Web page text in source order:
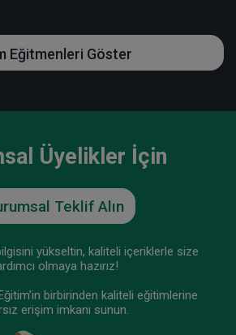
Eğitmenleri Göster
Üyelikler İçin
Teklif Alın
yükseltin, kaliteli içeriklerle size
olmaya hazırız!
birbirinden kaliteli eğitimlerine
erişim imkanı sunun.